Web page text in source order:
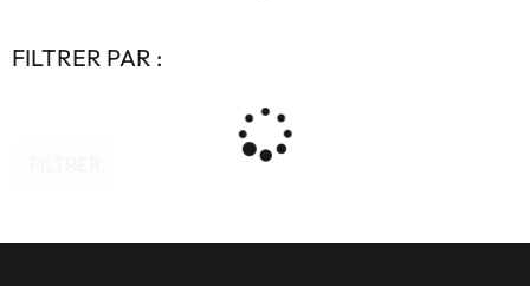
FILTRER PAR :